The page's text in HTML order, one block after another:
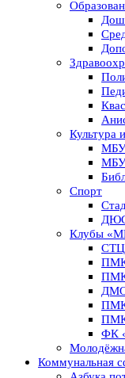
Культура
МБУ
МБУ
Спорт
Клубы
СТЦ
ПМК
ПМК
ДМО
ПМК
ПМК
ФК
Коммунальная